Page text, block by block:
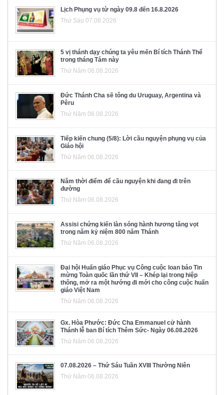
Lịch Phụng vụ từ ngày 09.8 đến 16.8.2026
Thứ Sáu 07.08.2026
5 vị thánh dạy chúng ta yêu mến Bí tích Thánh Thể
trong tháng Tám này
Thứ Năm 06.08.2026
Đức Thánh Cha sẽ tông du Uruguay, Argentina và
Pêru
Thứ Năm 06.08.2026
Tiếp kiến chung (5/8): Lời cầu nguyện phụng vụ của
Giáo hội
Thứ Năm 06.08.2026
Năm thời điểm để cầu nguyện khi đang đi trên
đường
Thứ Năm 06.08.2026
Assisi chứng kiến làn sóng hành hương tăng vọt
trong năm kỷ niệm 800 năm Thánh
Thứ Năm 06.08.2026
Đại hội Huấn giáo Phục vụ Công cuộc loan báo Tin
mừng Toàn quốc lần thứ VII – Khép lại trong hiệp
thông, mở ra một hướng đi mới cho công cuộc huấn
giáo Việt Nam
Thứ Năm 06.08.2026
Gx. Hòa Phước: Đức Cha Emmanuel cử hành
Thánh lễ ban Bí tích Thêm Sức- Ngày 06.08.2026
Thứ Năm 06.08.2026
07.08.2026 – Thứ Sáu Tuần XVIII Thường Niên
Thứ Năm 06.08.2026